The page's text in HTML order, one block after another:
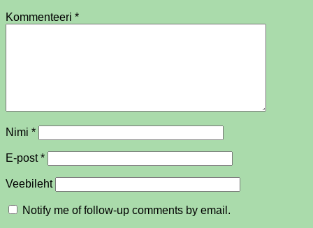
Kommenteeri *
Nimi *
E-post*
Veebileht
Notify me of follow-up comments by email.